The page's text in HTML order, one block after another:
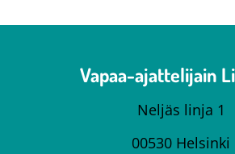
Vapaa-ajattelijain
Neljäs linja 1
00530 Helsinki